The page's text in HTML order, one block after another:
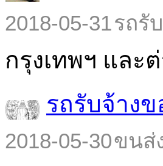
2018-05-31รถรั
กรุงเทพฯ และ
รถรับจ้าง
2018-05-30ขนส่